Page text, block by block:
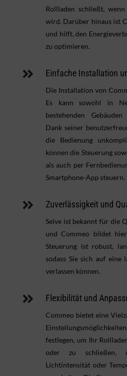
Rollladen schließt,
wird. Darüber hinaus ist
und hilft, den
zu optimieren.
 Einfache Installation
Die Installation von
Es kann sowohl in
bestehenden
Dank seiner
die Bedienung
können die Steuerung
als auch per
Smartphone-App steuern.
 Zuverlässigkeit und
Selve ist bekannt für die
und Commeo bildet
Steuerung ist robust,
sodass Sie sich auf eine
verlassen können.
 Flexibilität und
Commeo bietet eine
festlegen, um Ihr
oder zu schließen,
Lichtintensität oder